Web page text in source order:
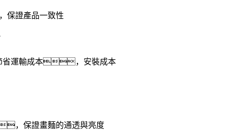
證產品一致性
省運輸成本，安裝成本
，保證畫麵的通透與亮度